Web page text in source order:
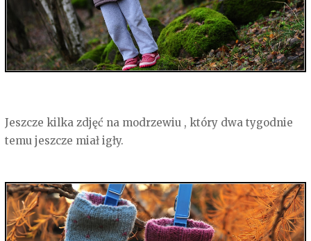
Jeszcze kilka zdjęć na modrzewiu , który dwa tygodnie
temu jeszcze miał igły.